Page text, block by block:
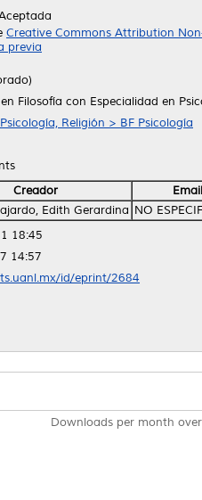
Creative Commons Attribution
previa
Filosofía con Especialidad en
Religión > BF Psicología
Creador
Email
Edith Gerardina NO
18:45
14:57
id/eprint/2684
Downloads per month